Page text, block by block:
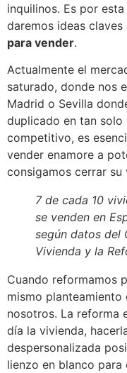
inquilinos. Es por
daremos ideas claves
para vender.
Actualmente el
saturado, donde nos
Madrid o Sevilla
duplicado en tan solo
competitivo, es
vender enamore a
consigamos cerrar su
7 de cada 10
se venden en
según datos del
Vivienda y la
Cuando reformamos
mismo
nosotros. La reforma
día la vivienda,
despersonalizada
lienzo en blanco